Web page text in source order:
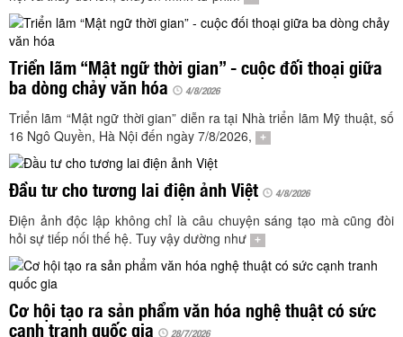
Triển lãm “Mật ngữ thời gian” - cuộc đối thoại giữa
ba dòng chảy văn hóa 4/8/2026
Triển lãm “Mật ngữ thời gian” diễn ra tại Nhà triển lãm Mỹ thuật, số
16 Ngô Quyền, Hà Nội đến ngày 7/8/2026,
+
Đầu tư cho tương lai điện ảnh Việt 4/8/2026
Điện ảnh độc lập không chỉ là câu chuyện sáng tạo mà cũng đòi
hỏi sự tiếp nối thế hệ. Tuy vậy dường như
+
Cơ hội tạo ra sản phẩm văn hóa nghệ thuật có sức
cạnh tranh quốc gia 28/7/2026